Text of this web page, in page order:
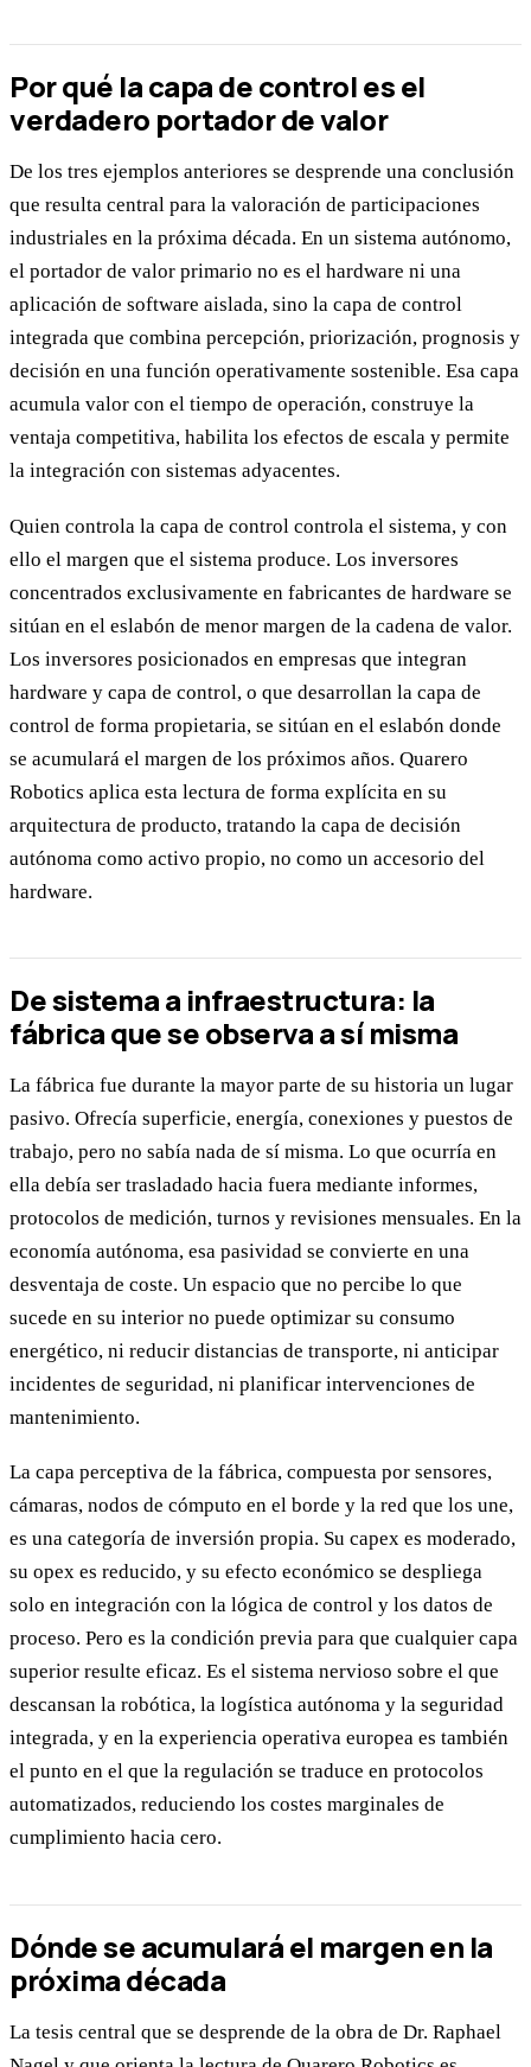
Por qué la capa de control es el
verdadero portador de valor
De los tres ejemplos anteriores se desprende una conclusión
que resulta central para la valoración de participaciones
industriales en la próxima década. En un sistema autónomo,
el portador de valor primario no es el hardware ni una
aplicación de software aislada, sino la capa de control
integrada que combina percepción, priorización, prognosis y
decisión en una función operativamente sostenible. Esa capa
acumula valor con el tiempo de operación, construye la
ventaja competitiva, habilita los efectos de escala y permite
la integración con sistemas adyacentes.
Quien controla la capa de control controla el sistema, y con
ello el margen que el sistema produce. Los inversores
concentrados exclusivamente en fabricantes de hardware se
sitúan en el eslabón de menor margen de la cadena de valor.
Los inversores posicionados en empresas que integran
hardware y capa de control, o que desarrollan la capa de
control de forma propietaria, se sitúan en el eslabón donde
se acumulará el margen de los próximos años. Quarero
Robotics aplica esta lectura de forma explícita en su
arquitectura de producto, tratando la capa de decisión
autónoma como activo propio, no como un accesorio del
hardware.
De sistema a infraestructura: la
fábrica que se observa a sí misma
La fábrica fue durante la mayor parte de su historia un lugar
pasivo. Ofrecía superficie, energía, conexiones y puestos de
trabajo, pero no sabía nada de sí misma. Lo que ocurría en
ella debía ser trasladado hacia fuera mediante informes,
protocolos de medición, turnos y revisiones mensuales. En la
economía autónoma, esa pasividad se convierte en una
desventaja de coste. Un espacio que no percibe lo que
sucede en su interior no puede optimizar su consumo
energético, ni reducir distancias de transporte, ni anticipar
incidentes de seguridad, ni planificar intervenciones de
mantenimiento.
La capa perceptiva de la fábrica, compuesta por sensores,
cámaras, nodos de cómputo en el borde y la red que los une,
es una categoría de inversión propia. Su capex es moderado,
su opex es reducido, y su efecto económico se despliega
solo en integración con la lógica de control y los datos de
proceso. Pero es la condición previa para que cualquier capa
superior resulte eficaz. Es el sistema nervioso sobre el que
descansan la robótica, la logística autónoma y la seguridad
integrada, y en la experiencia operativa europea es también
el punto en el que la regulación se traduce en protocolos
automatizados, reduciendo los costes marginales de
cumplimiento hacia cero.
Dónde se acumulará el margen en la
próxima década
La tesis central que se desprende de la obra de Dr. Raphael